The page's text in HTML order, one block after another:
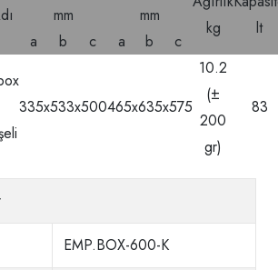
mm
mm
kg
lt
a b c a b c
335x533x500465x635x575
10.2
(±
200
gr)
83
EMP.BOX-600-K